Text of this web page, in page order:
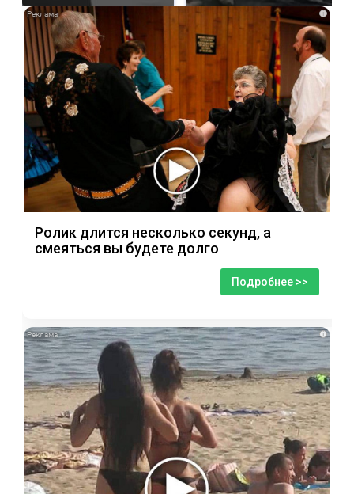
i
Ролик длится несколько секунд, а
смеяться вы будете долго
Подробнее >>
i